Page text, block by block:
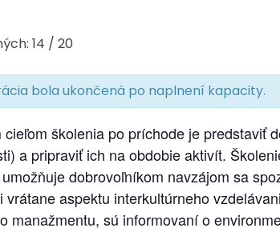
14 / 20
bola ukončená po naplnení kapacity.
cieľom školenia po príchode je predstaviť
a pripraviť ich na obdobie aktivít.
dobrovoľníkom navzájom sa
vrátane aspektu interkultúrneho
manažmentu, sú informovaní o